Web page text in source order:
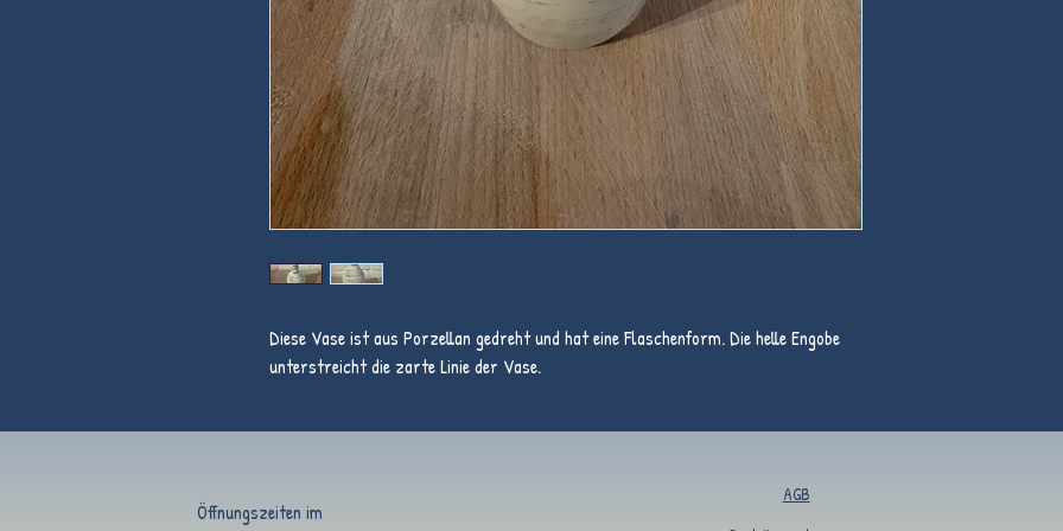
Diese Vase ist aus Porzellan gedreht und hat eine Flaschenform. Die helle Engobe
unterstreicht die zarte Linie der Vase.
Öffnungszeiten im
AGB